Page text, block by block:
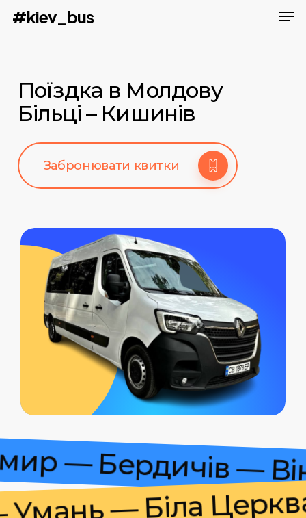
Skip#kiev_bus
Поїздка в Молдову
Більці – Кишинів
Забронювати квитки
— Бердичів —